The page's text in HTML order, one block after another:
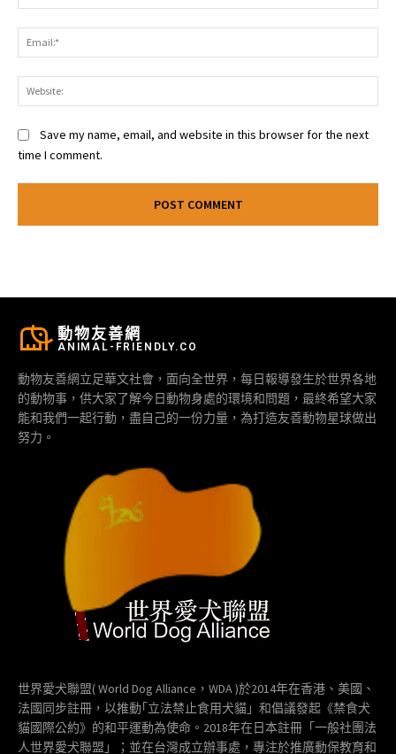
Save my name, email, and website in this browser for the next
time I comment.
動物友善網
ANIMAL-FRIENDLY.CO
動物友善網立足華文社會，面向全世界，每日報導發生於世界各地
的動物事，供大家了解今日動物身處的環境和問題，最終希望大家
能和我們一起行動，盡自己的一份力量，為打造友善動物星球做出
努力。
世界愛犬聯盟( World Dog Alliance，WDA )於2014年在香港、美國、
法國同步註冊，以推動｢立法禁止食用犬貓」和倡議發起《禁食犬
貓國際公約》的和平運動為使命。2018年在日本註冊「一般社團法
人世界愛犬聯盟」；並在台灣成立辦事處，專注於推廣動保教育和